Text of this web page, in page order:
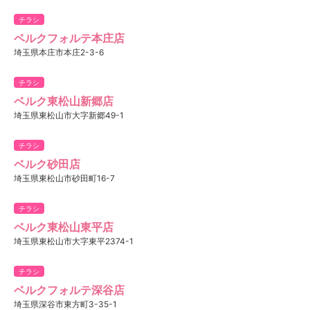
チラシ
ベルクフォルテ本庄店
埼玉県本庄市本庄2-3-6
チラシ
ベルク東松山新郷店
埼玉県東松山市大字新郷49-1
チラシ
ベルク砂田店
埼玉県東松山市砂田町16-7
チラシ
ベルク東松山東平店
埼玉県東松山市大字東平2374-1
チラシ
ベルクフォルテ深谷店
埼玉県深谷市東方町3-35-1